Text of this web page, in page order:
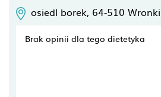
osiedl borek, 64-510 Wronki
Brak opinii dla tego dietetyka